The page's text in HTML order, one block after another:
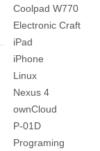
Coolpad W770
Electronic Craft
iPad
iPhone
Linux
Nexus 4
ownCloud
P-01D
Programing